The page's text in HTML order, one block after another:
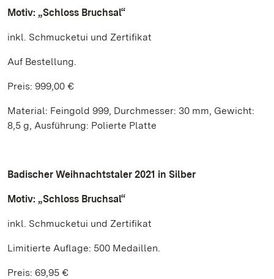
Motiv: „Schloss Bruchsal“
inkl. Schmucketui und Zertifikat
Auf Bestellung.
Preis: 999,00 €
Material: Feingold 999, Durchmesser: 30 mm, Gewicht:
8,5 g, Ausführung: Polierte Platte
Badischer Weihnachtstaler 2021 in Silber
Motiv: „Schloss Bruchsal“
inkl. Schmucketui und Zertifikat
Limitierte Auflage: 500 Medaillen.
Preis: 69,95 €